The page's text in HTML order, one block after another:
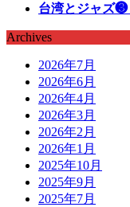
台湾とジャズ❸
Archives
2026年7月
2026年6月
2026年4月
2026年3月
2026年2月
2026年1月
2025年10月
2025年9月
2025年7月